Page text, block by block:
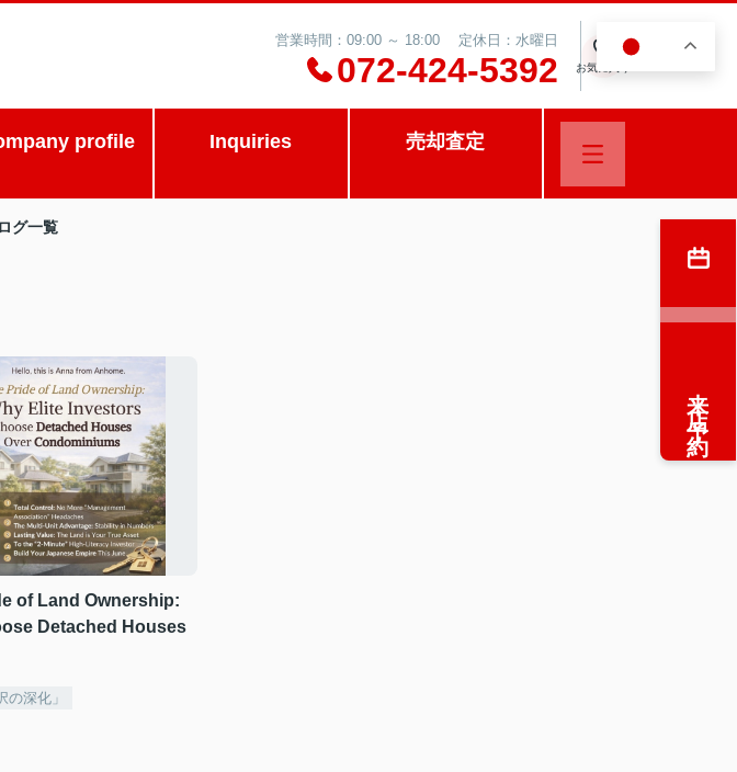
営業時間：09:00 ～ 18:00 定休日：水曜日
072-424-5392 お気に入り
profile Inquiries 売却査定
グ一覧
of Land Ownership:
Detached Houses
の深化」
来店予約